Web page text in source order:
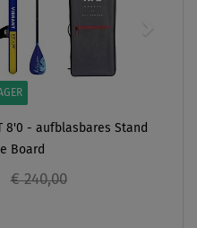
8'0 - aufblasbares Stand
Board
€ 240,00